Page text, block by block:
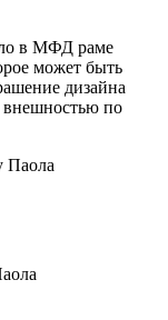
в МФД раме
может быть
дизайна
внешностью по